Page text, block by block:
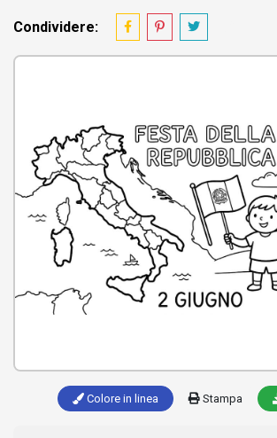
Condividere:
Colore in linea Stampa